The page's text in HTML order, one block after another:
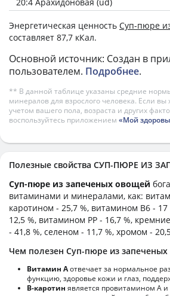
Энергетическая ценность Суп-пюре
составляет 87,7 кКал.
Основной источник: Создан в
пользователем. Подробнее.
** В данной таблице указаны средние
минералов для взрослого человека. Если вы
учетом вашего пола, возраста и других
воспользуйтесь приложением «Мой
Полезные свойства СУП-ПЮРЕ ИЗ
Суп-пюре из запеченых овощей
витаминами и минералами, как:
каротином - 25,7 %, витамином B6 -
12,5 %, витамином PP - 16,7 %,
- 41,8 %, селеном - 11,7 %, хромом -
Чем полезен Суп-пюре из
Витамин Аотвечает за нормальное
функцию, здоровье кожи и глаз,
В-каротин является провитамином А и